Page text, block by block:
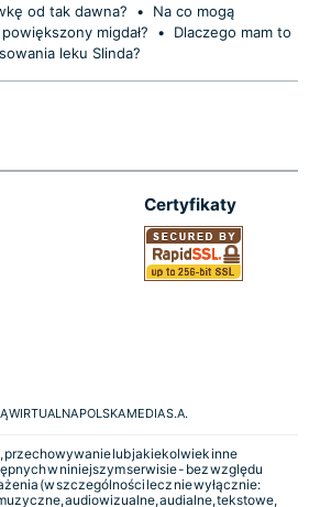
od tak dawna?
•
Na co mogą
migdał?
•
Dlaczego mam to
leku Slinda?
Certyfikaty
WIRTUALNA POLSKA MEDIA S.A.
przechowywanie lub jakiekolwiek inne
w niniejszym serwisie - bez względu
(w szczególności lecz nie wyłącznie:
audiowizualne, audialne, tekstowe,